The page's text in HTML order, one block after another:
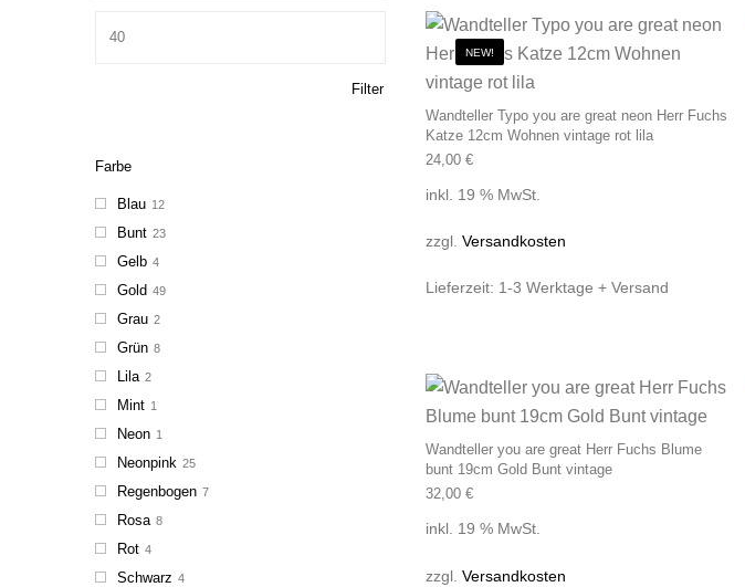
Filter
Farbe
Blau 12
Bunt 23
Gelb 4
Gold 49
Grau 2
Grün 8
Lila 2
Mint 1
Neon 1
Neonpink 25
Regenbogen 7
Rosa 8
Rot 4
Schwarz 4
NEW!
Wandteller Typo you are great neon Herr Fuchs
Katze 12cm Wohnen vintage rot lila
24,00 €
inkl. 19 % MwSt.
zzgl. Versandkosten
Lieferzeit: 1-3 Werktage + Versand
Wandteller you are great Herr Fuchs Blume
bunt 19cm Gold Bunt vintage
32,00 €
inkl. 19 % MwSt.
zzgl. Versandkosten